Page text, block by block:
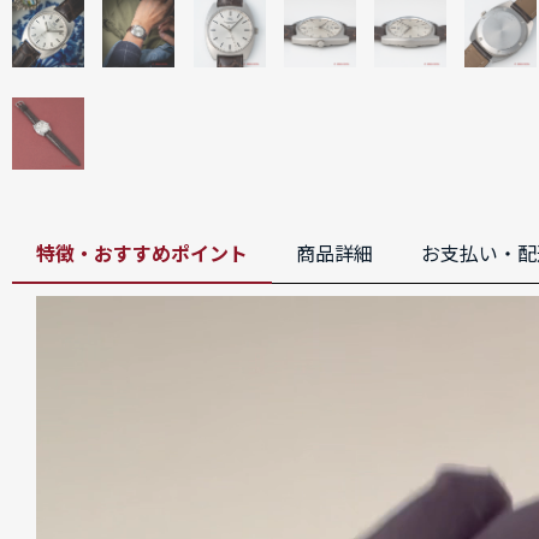
特徴・おすすめポイント 商品詳細 お支払い・